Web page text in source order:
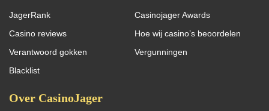
JagerRank
Casinojager Awards
Casino reviews
Hoe wij casino’s beoordelen
Verantwoord gokken
Vergunningen
Blacklist
Over CasinoJager